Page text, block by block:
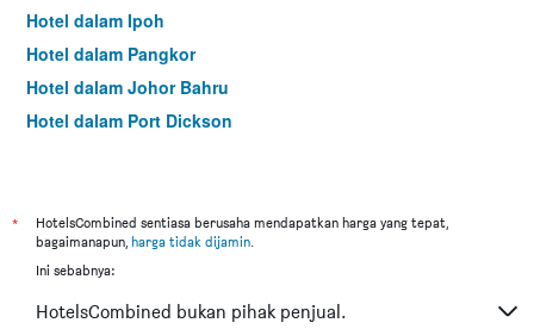
Hotel dalam Ipoh
Hotel dalam Pangkor
Hotel dalam Johor Bahru
Hotel dalam Port Dickson
*
HotelsCombined sentiasa berusaha mendapatkan harga yang tepat,
bagaimanapun, harga tidak dijamin.
Ini sebabnya:
HotelsCombined bukan pihak penjual.